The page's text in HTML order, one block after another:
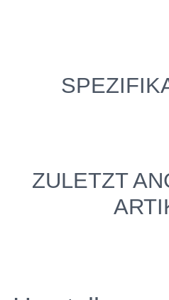
ZULETZT